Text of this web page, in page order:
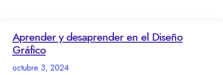
Aprender y desaprender en el Diseño
Gráfico
octubre 3, 2024